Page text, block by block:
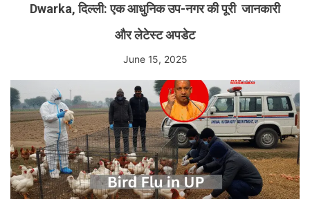
Dwarka, दिल्ली: एक आधुनिक उप-नगर की पूरी जानकारी
और लेटेस्ट अपडेट
June 15, 2025